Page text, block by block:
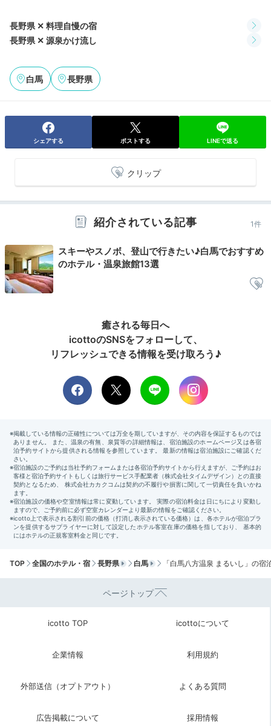
浴場もいいですが、自分達だけでゆっくり入浴したいな
ら貸切風呂(有料)がおすすめ。洗い場が畳敷き
いるので、イグサの香りに癒されながら温泉を楽しめま
すよ。
心地いいマットレスで
ぐっすり快眠
和洋室のベッド
ょう。マットレスは全室寝具メーカー「nishikawa(に
ので、快眠できて翌日も元気に出かけられそうです
朝早く出発していたので、夕食後はゆっくりしてから早めに寝まし
長野県 ✕ 料理自慢の宿
長野県 ✕ 源泉かけ流し
白馬 長野県
シェアする ポストする LINEで送る
クリップ
紹介されている記事 1件
スキーやスノボ、登山で行きたい♪白馬でおすすめ
のホテル・温泉旅館13選
癒される毎日へ
icottoのSNSをフォローして、
リフレッシュできる情報を受け取ろう♪
TOP 全国のホテル・宿 長野県 白馬 「白馬八方温泉 まるいし」の宿
ページトップ
icotto TOP icottoについて
企業情報 利用規約
外部送信（オプトアウト） よくある質問
広告掲載について 採用情報